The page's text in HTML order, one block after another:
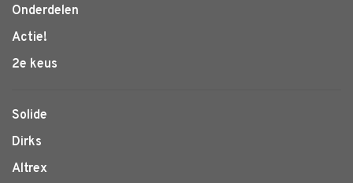
Onderdelen
Actie!
2e keus
Solide
Dirks
Altrex